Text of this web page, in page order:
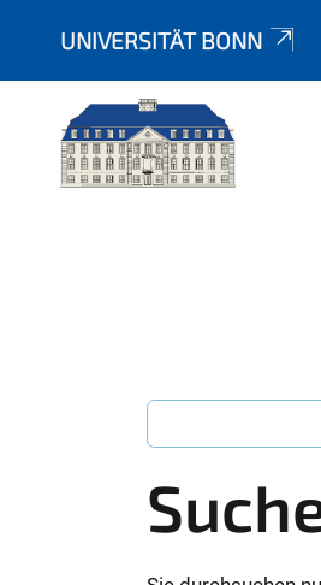
UNIVERSITÄT BONN